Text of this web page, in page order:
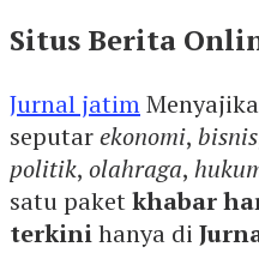
Situs Berita
Jurnal jatim
seputarekonomi, bisnis
politik, olahraga,
satu paketkhabar
terkinihanya di